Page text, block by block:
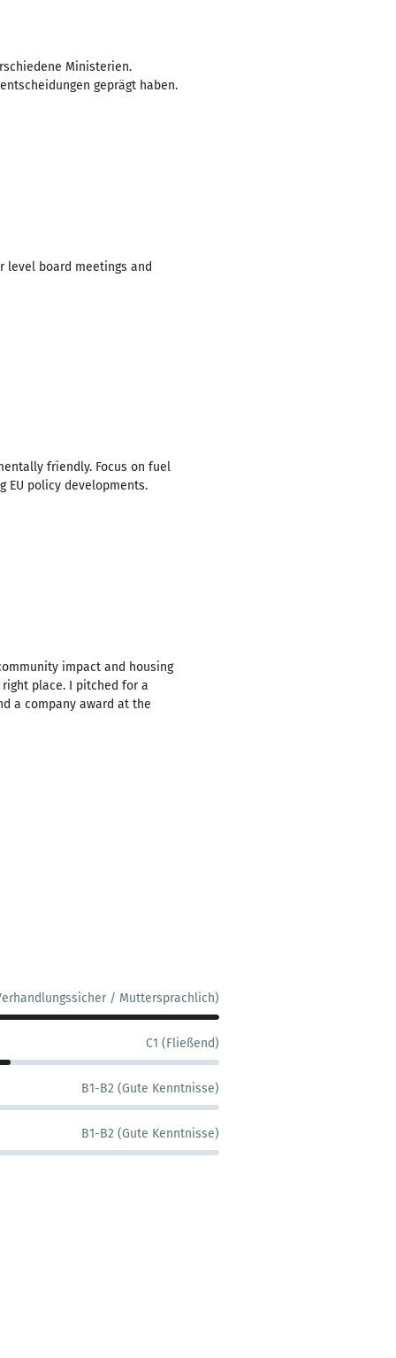
Ministerien.
geprägt haben.
level board meetings and
friendly. Focus on fuel
EU policy developments.
impact and housing
place. I pitched for a
a company award at the
/ Muttersprachlich)
C1 (Fließend)
B1-B2 (Gute Kenntnisse)
B1-B2 (Gute Kenntnisse)